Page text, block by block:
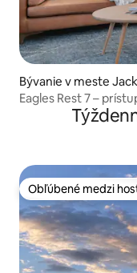
Bývanie v meste
Eagles Rest 7 –
Obľúbené medzi
Obľúbené medzi